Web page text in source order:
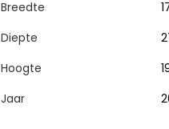
Breedte
Diepte
Hoogte
Jaar